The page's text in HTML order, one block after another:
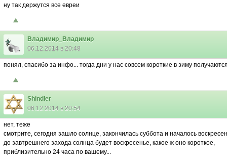
ну так держутся все евреи
Владимир_Владимир
06.12.2014 в 20:48
понял, спасибо за инфо... тогда дни у нас совсем короткие в зиму
Shindler
06.12.2014 в 20:54
нет, теже
смотрите, сегодня зашло солнце, закончилась суббота и началось
до завтрешнего захода солнца будет воскресенье, какое ж оно короткое,
приблизительно 24 часа по вашему...